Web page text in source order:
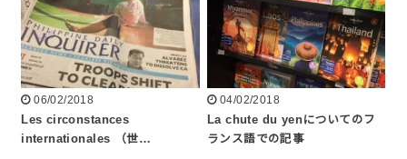
06/02/2018
Les circonstances
internationales （世…
04/02/2018
La chute du yenについてのフ
ランス語での記事